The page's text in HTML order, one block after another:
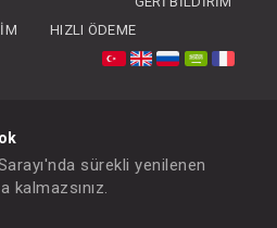
HIZLI ÖDEME
sürekli yenilenen
kalmazsınız.